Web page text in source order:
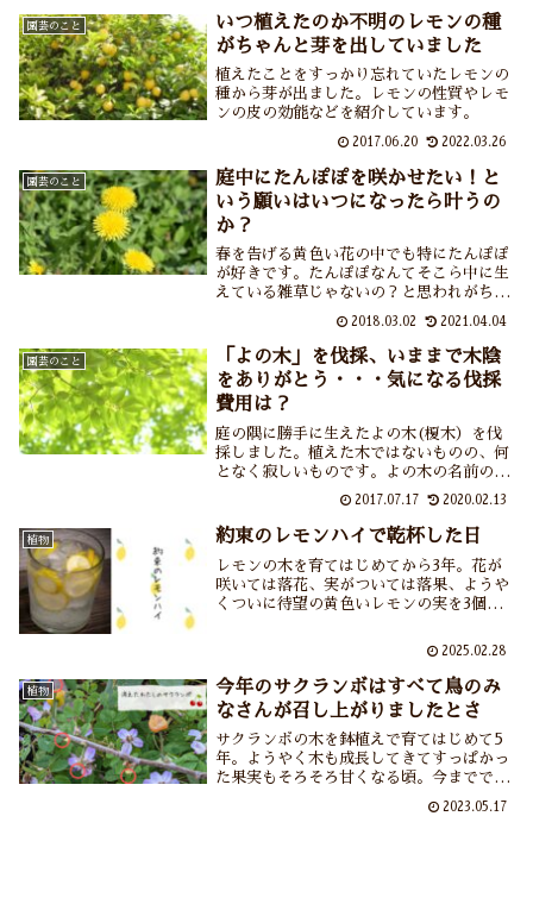
か……思わずありがとうって声をかけたく
なっちゃうのでありました。
園芸のこと
いつ植えたのか不明のレモンの種
がちゃんと芽を出していました
植えたことをすっかり忘れていたレモンの
種から芽が出ました。レモンの性質やレモ
ンの皮の効能などを紹介しています。
2017.06.20 2022.03.26
園芸のこと
庭中にたんぽぽを咲かせたい！と
いう願いはいつになったら叶うの
か？
春を告げる黄色い花の中でも特にたんぽぽ
が好きです。たんぽぽなんてそこら中に生
えている雑草じゃないの？と思われがちで
けばいい。しかし今までたんぽぽを咲かせ
ようとあの手この手を試してみたもののこ
とごとく失敗。なぜなの？いつになったら
我が家の庭にたんぽぽが咲いてくれるので
しょう。
2018.03.02 2021.04.04
園芸のこと
「よの木」を伐採、いままで木陰
をありがとう・・・気になる伐採
費用は？
庭の隅に勝手に生えたよの木(榎木）を伐
採しました。植えた木ではないものの、何
となく寂しいものです。よの木の名前の由
来や伐採までの経緯、一般的な伐採費用な
どを紹介しています。翌朝、その木によく
止まりに来ていたカラスの親子にも抗議さ
れました・・・。
2017.07.17 2020.02.13
植物 約束のレモンハイで乾杯した日
レモンの木を育てはじめてから3年。花が
咲いては落花、実がついては落果、ようや
くついに待望の黄色いレモンの実を3個収
も果たせました。自家製レモンで作ったレ
モンハイの味、それはそれは香り高く美味
でしたよ。
2025.02.28
植物
今年のサクランボはすべて鳥のみ
なさんが召し上がりましたとさ
サクランボの木を鉢植えで育てはじめて5
年。ようやく木も成長してきてすっぱかっ
た果実もそろそろ甘くなる頃。今まででい
になったら収穫して食べるだけ。その日を
2023.05.17